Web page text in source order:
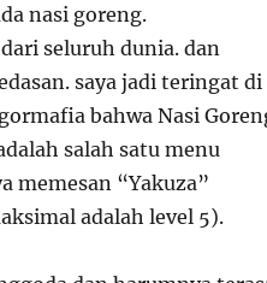
nasi goreng.
seluruh dunia. dan
saya jadi teringat di
bahwa Nasi
salah satu menu
memesan “Yakuza”
adalah level 5).